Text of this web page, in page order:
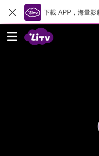
下載 APP，海量影